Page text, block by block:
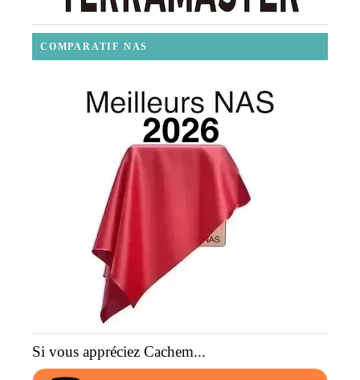
COMPARATIF NAS
Si vous appréciez Cachem...